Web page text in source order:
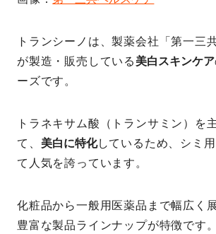
トランシーノは、製薬会社「第一三
が製造・販売している 美白スキンケア
ーズです。
トラネキサム酸（トランサミン）を
て、 美白に特化しているため、シミ
て人気を誇っています。
化粧品から一般用医薬品まで幅広く
豊富な製品ラインナップが特徴です。